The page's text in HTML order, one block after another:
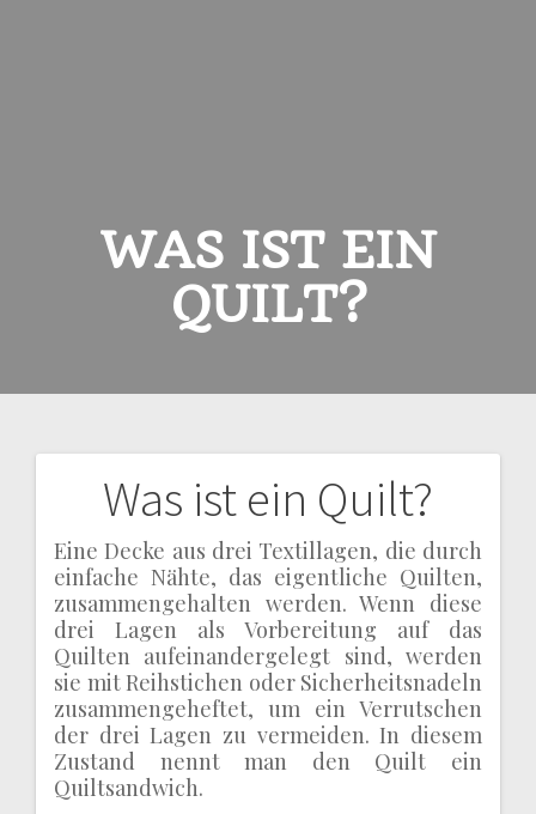
WAS IST EIN
QUILT?
Was ist ein Quilt?
Eine Decke aus drei Textillagen, die durch
einfache Nähte, das eigentliche Quilten,
zusammengehalten werden. Wenn diese
drei Lagen als Vorbereitung auf das
Quilten aufeinandergelegt sind, werden
sie mit Reihstichen oder Sicherheitsnadeln
zusammengeheftet, um ein Verrutschen
der drei Lagen zu vermeiden. In diesem
Zustand nennt man den Quilt ein
Quiltsandwich.
Beitragsnavigation